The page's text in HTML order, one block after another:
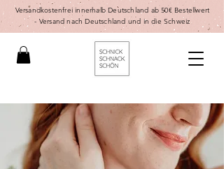
Versandkostenfrei innerhalb Deutschland ab 50€ Bestellwert
- Versand nach Deutschland und in die Schweiz